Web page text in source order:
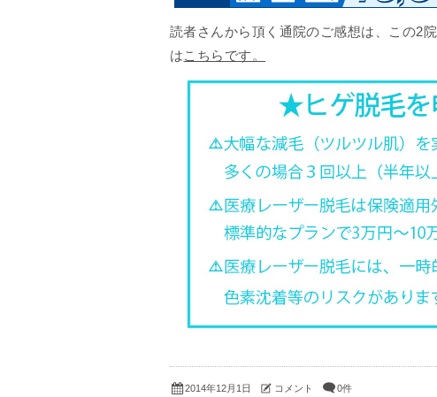
読者さんから頂く通院のご感想は、この2
はこちらです。
2014年12月1日 コメント 0件